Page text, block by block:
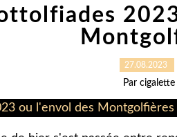
27.08.2023
Par